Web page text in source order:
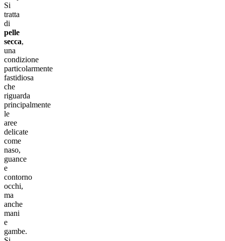
Si
tratta
di
pelle
secca,
una
condizione
particolarmente
fastidiosa
che
riguarda
principalmente
le
aree
delicate
come
naso,
guance
e
contorno
occhi,
ma
anche
mani
e
gambe.